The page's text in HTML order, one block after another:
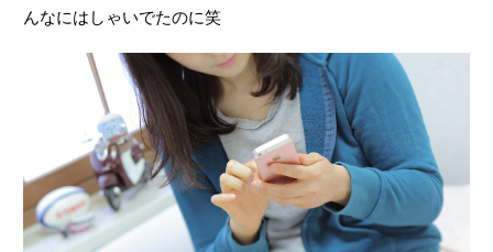
んなにはしゃいでたのに笑